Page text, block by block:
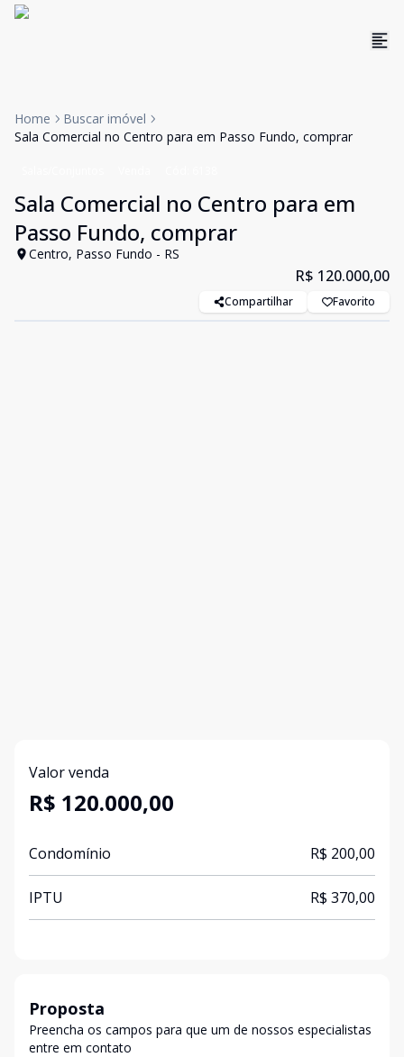
Home
Buscar imóvel
Sala Comercial no Centro para em Passo Fundo, comprar
Sala Comercial no Centro para em
Passo Fundo, comprar
Centro, Passo Fundo - RS
R$ 120.000,00
Compartilhar Favorito
Valor venda
R$ 120.000,00
Condomínio R$ 200,00
IPTU R$ 370,00
Proposta
Preencha os campos para que um de nossos especialistas
entre em contato